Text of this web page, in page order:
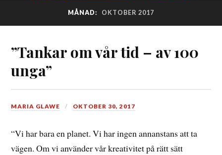
MÅNAD: OKTOBER 2017
”Tankar om vår tid – av 100
unga”
MARIA GLAWE OKTOBER 30, 2017
“Vi har bara en planet. Vi har ingen annanstans att ta
vägen. Om vi använder vår kreativitet på rätt sätt